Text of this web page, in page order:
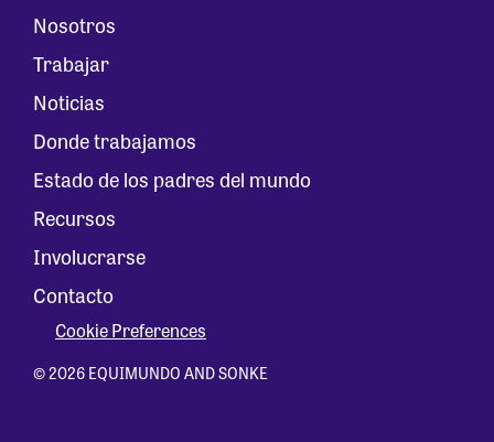
Nosotros
Trabajar
Noticias
Donde trabajamos
Estado de los padres del mundo
Recursos
Involucrarse
Contacto
Cookie Preferences
© 2026 EQUIMUNDO AND SONKE